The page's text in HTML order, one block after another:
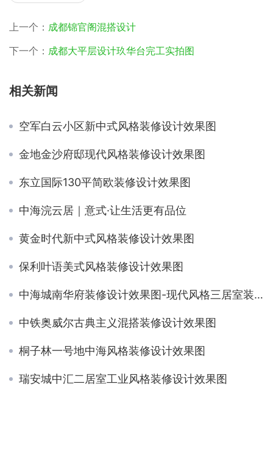
上一个： 成都锦官阁混搭设计
下一个： 成都大平层设计玖华台完工实拍图
相关新闻
空军白云小区新中式风格装修设计效果图
金地金沙府邸现代风格装修设计效果图
东立国际130平简欧装修设计效果图
中海浣云居｜意式·让生活更有品位
黄金时代新中式风格装修设计效果图
保利叶语美式风格装修设计效果图
中海城南华府装修设计效果图-现代风格三居室装修
中铁奥威尔古典主义混搭装修设计效果图
桐子林一号地中海风格装修设计效果图
瑞安城中汇二居室工业风格装修设计效果图